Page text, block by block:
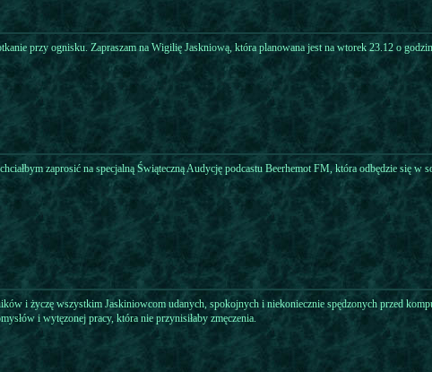
przy ognisku. Zapraszam na Wigilię Jaskniową, która planowana jest na wtorek 23.12 o
zaprosić na specjalną Świąteczną Audycję podcastu Beerhemot FM, która odbędzie się w
i życzę wszystkim Jaskiniowcom udanych, spokojnych i niekoniecznie spędzonych przed
i wytęzonej pracy, która nie przynisiłaby zmęczenia.